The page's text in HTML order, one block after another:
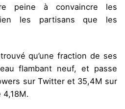
peine à convaincre les
les partisans que les
qu’une fraction de ses
flambant neuf, et passe
sur Twitter et 35,4M sur
4,18M.